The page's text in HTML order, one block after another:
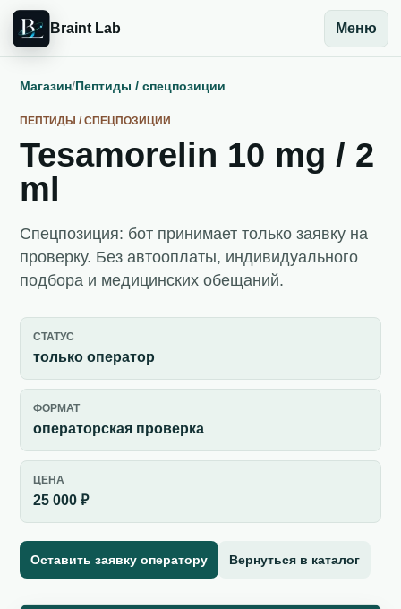
Braint Lab Меню
Магазин/Пептиды / спецпозиции
ПЕПТИДЫ / СПЕЦПОЗИЦИИ
Tesamorelin 10 mg / 2
ml
Спецпозиция: бот принимает только заявку на
проверку. Без автооплаты, индивидуального
подбора и медицинских обещаний.
СТАТУС
только оператор
ФОРМАТ
операторская проверка
ЦЕНА
25 000 ₽
Оставить заявку оператору Вернуться в каталог